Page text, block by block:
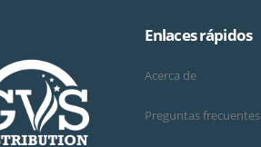
Enlaces rápidos
Acerca de
Preguntas frecuentes